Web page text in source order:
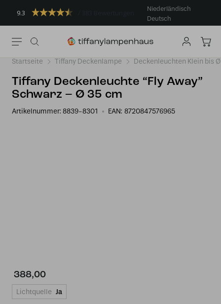
9.3
Niederländisch
Deutsch
Startseite Tiffany Deckenlampe Deckenleuchten Klein bis
Tiffany Deckenleuchte “Fly Away”
Schwarz – Ø 35 cm
Artikelnummer: 8839-8301 EAN: 8720847576965
388,00
Lichtquelle Ja